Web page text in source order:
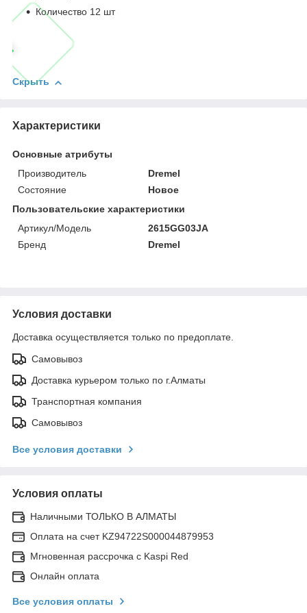
Количество 12 шт
Скрыть
Характеристики
Основные атрибуты
Производитель
Dremel
Состояние
Новое
Пользовательские характеристики
Артикул/Модель
2615GG03JA
Бренд
Dremel
Условия доставки
Доставка осуществляется только по предоплате.
Самовывоз
Доставка курьером только по г.Алматы
Транспортная компания
Самовывоз
Все условия доставки
Условия оплаты
Наличными ТОЛЬКО В АЛМАТЫ
Оплата на счет KZ94722S000044879953
Мгновенная рассрочка с Kaspi Red
Онлайн оплата
Все условия оплаты